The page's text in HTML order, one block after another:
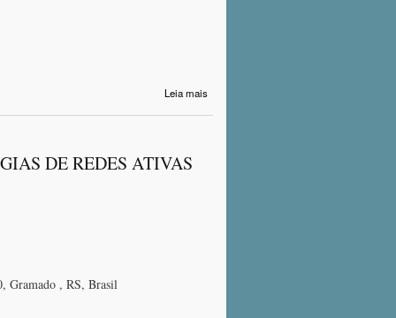
Leia mais
BASEADA
DE REDES ATIVAS
Gramado , RS, Brasil